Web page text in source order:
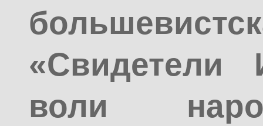
«Свидетели
воли